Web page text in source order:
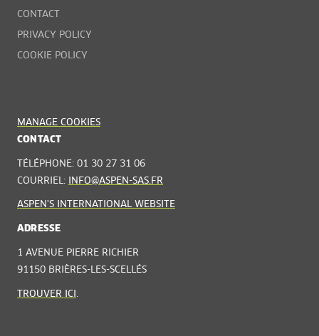
CONTACT
PRIVACY POLICY
COOKIE POLICY
MANAGE COOKIES
CONTACT
TÉLÉPHONE: 01 30 27 31 06
COURRIEL:
INFO@ASPEN-SAS.FR
ASPEN'S INTERNATIONAL WEBSITE
ADRESSE
1 AVENUE PIERRE RICHIER
91150 BRIÈRES-LES-SCELLÉS
TROUVER ICI